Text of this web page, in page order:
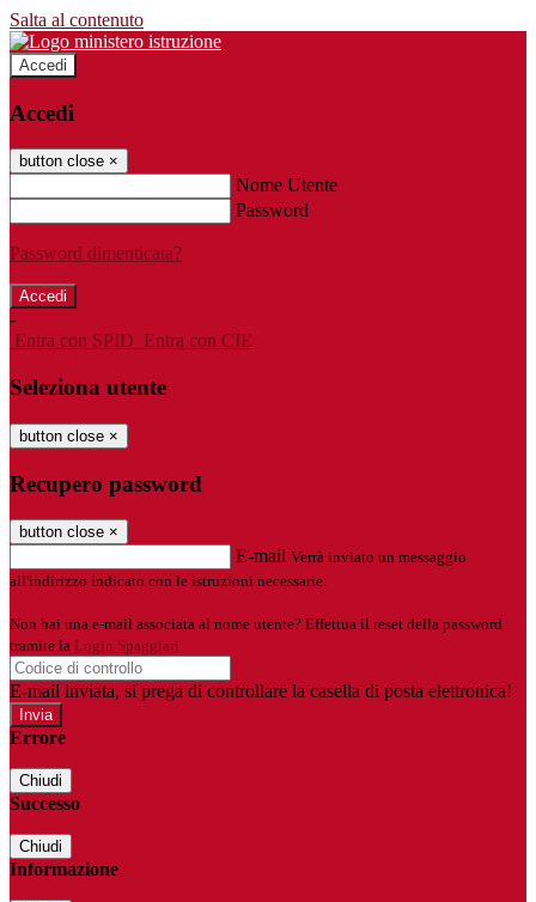
Salta al contenuto
Accedi
Accedi
button close ×
Nome Utente
Password
Password dimenticata?
-
Entra con SPID Entra con CIE
Seleziona utente
button close ×
Recupero password
button close ×
E-mail Verrà inviato un messaggio
all'indirizzo indicato con le istruzioni necessarie.
Non hai una e-mail associata al nome utente? Effettua il reset della password
tramite la Login Spaggiari
E-mail inviata, si prega di controllare la casella di posta elettronica!
Errore
Chiudi
Successo
Chiudi
Informazione